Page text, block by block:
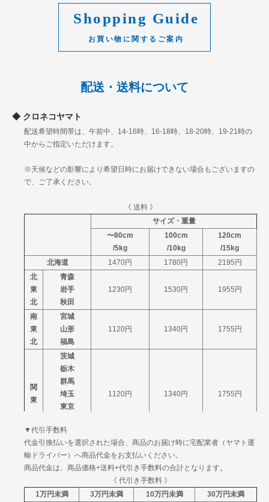
Shopping Guide
配送・送料について
クロネコヤマト
配送希望時間帯は、午前中、14-16時、16-18時、18-20時、19-21時の
中からご指定いただけます。
※天候などの影響により希望日時にお届けできない場合もございますの
で、ご了承ください。
《 送料 》
サイズ・重量
〜80cm
/5kg
100cm
/10kg
120cm
/15kg
北海道
1470円 1780円
2195円
北
東
北
青森
岩手
秋田
1230円 1530円 1955円
南
東
北
宮城
山形
福島
1120円 1340円 1755円
関
東
茨城
栃木
群馬
埼玉
東京
山梨
1120円 1340円 1755円
信
越
新潟
長野
1120円 1340円
陸
富山
石川
福井
1120円 1340円 1755円
▼代引手数料
代金引換払いを選択された場合、商品のお届け時に宅配業者（ヤマト運
輸ドライバー）へ商品代金をお支払いください。
商品代金は、商品価格+送料+代引き手数料の合計となります。
《 代引き手数料 》
1万円未満
3万円未満 10万円未満 30万円未満